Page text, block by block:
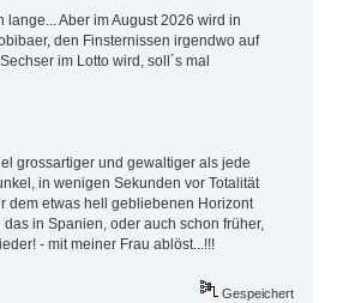
Aber im August 2026 wird in
den Finsternissen irgendwo auf
im Lotto wird, soll´s mal
grossartiger und gewaltiger als jede
in wenigen Sekunden vor Totalität
dem etwas hell gebliebenen Horizont
in Spanien, oder auch schon früher,
- mit meiner Frau ablöst...!!!
Gespeichert